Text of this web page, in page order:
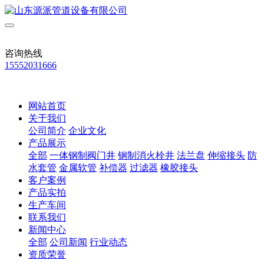
咨询热线
15552031666
网站首页
关于我们
公司简介 企业文化
产品展示
全部 一体钢制阀门井 钢制消火栓井 法兰盘 伸缩接头 防
水套管 金属软管 补偿器 过滤器 橡胶接头
客户案例
产品实拍
生产车间
联系我们
新闻中心
全部 公司新闻 行业动态
资质荣誉